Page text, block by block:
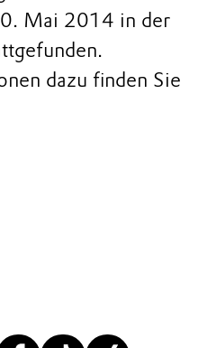
Mai 2014 in der
dazu finden Sie